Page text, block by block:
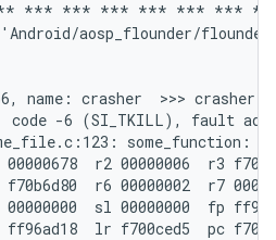
*** *** *** *** *** ***
aosp_flounder/
name: crasher  >>> crasher
code -6 (SI_TKILL), fault
00000678  r2 00000006  r3
f70b6d80  r6 00000002  r7
00000000  sl 00000000  fp
ff96ad18  lr f700ced5  pc